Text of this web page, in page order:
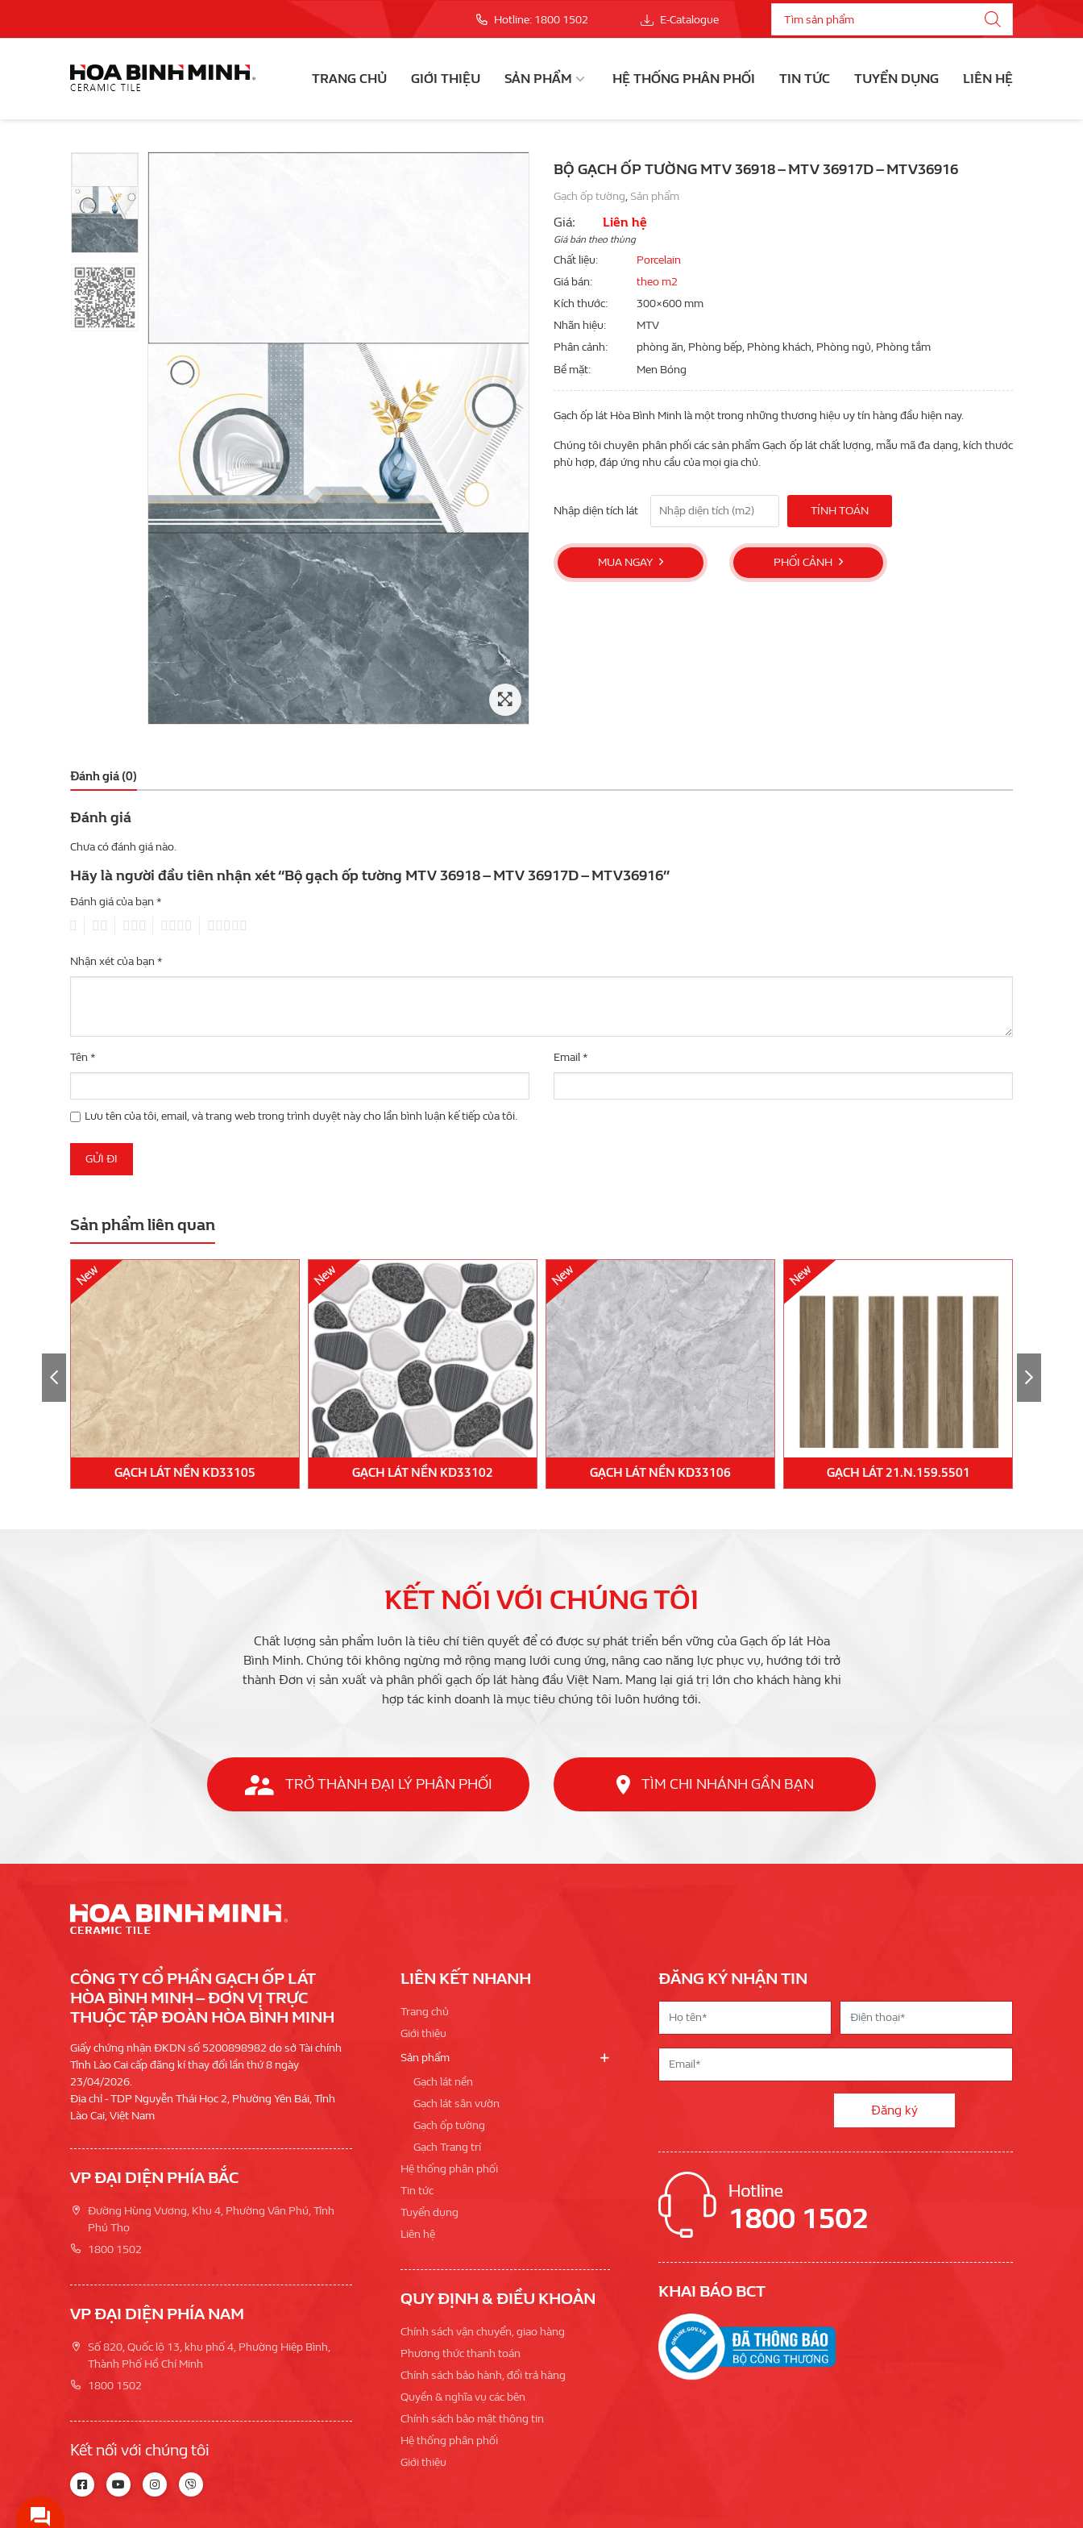
Hotline: 1800 1502 E-Catalogue
TRANG CHỦ GIỚI THIỆU SẢN PHẨM HỆ THỐNG PHÂN PHỐI TIN TỨC TUYỂN DỤNG LIÊN HỆ
BỘ GẠCH ỐP TƯỜNG MTV 36918 – MTV 36917D – MTV36916
Gạch ốp tường, Sản phẩm
Giá: Liên hệ
Giá bán theo thùng
Chất liệu
Porcelain
Giá bán
theo m2
Kích thước
300×600 mm
Nhãn hiệu
MTV
Phân cảnh
phòng ăn, Phòng bếp, Phòng khách, Phòng ngủ, Phòng tắm
Bề mặt
Men Bóng
Gạch ốp lát Hòa Bình Minh là một trong những thương hiệu uy tín hàng đầu hiện nay.
Chúng tôi chuyên phân phối các sản phẩm Gạch ốp lát chất lượng, mẫu mã đa dạng, kích thước
phù hợp, đáp ứng nhu cầu của mọi gia chủ.
Nhập diện tích lát TÍNH TOÁN
MUA NGAY PHỐI CẢNH
Đánh giá (0)
Đánh giá
Chưa có đánh giá nào.
Hãy là người đầu tiên nhận xét “Bộ gạch ốp tường MTV 36918 – MTV 36917D – MTV36916”
Đánh giá của bạn*
Nhận xét của bạn*
Tên* Email*
Lưu tên của tôi, email, và trang web trong trình duyệt này cho lần bình luận kế tiếp của tôi.
Sản phẩm liên quan
GẠCH LÁT NỀN KD33105 GẠCH LÁT NỀN KD33102 GẠCH LÁT NỀN KD33106 GẠCH LÁT 21.N.159.5501
KẾT NỐI VỚI CHÚNG TÔI
Chất lượng sản phẩm luôn là tiêu chí tiên quyết để có được sự phát triển bền vững của Gạch ốp lát Hòa
Bình Minh. Chúng tôi không ngừng mở rộng mạng lưới cung ứng, nâng cao năng lực phục vụ, hướng tới trở
thành Đơn vị sản xuất và phân phối gạch ốp lát hàng đầu Việt Nam. Mang lại giá trị lớn cho khách hàng khi
hợp tác kinh doanh là mục tiêu chúng tôi luôn hướng tới.
TRỞ THÀNH ĐẠI LÝ PHÂN PHỐI TÌM CHI NHÁNH GẦN BẠN
CÔNG TY CỔ PHẦN GẠCH ỐP LÁT
HÒA BÌNH MINH – ĐƠN VỊ TRỰC
THUỘC TẬP ĐOÀN HÒA BÌNH MINH
Giấy chứng nhận ĐKDN số 5200898982 do sở Tài chính
Tỉnh Lào Cai cấp đăng kí thay đổi lần thứ 8 ngày
23/04/2026.
Địa chỉ - TDP Nguyễn Thái Học 2, Phường Yên Bái, Tỉnh
Lào Cai, Việt Nam
VP ĐẠI DIỆN PHÍA BẮC
Đường Hùng Vương, Khu 4, Phường Vân Phú, Tỉnh
Phú Thọ
1800 1502
VP ĐẠI DIỆN PHÍA NAM
Số 820, Quốc lộ 13, khu phố 4, Phường Hiệp Bình,
Thành Phố Hồ Chí Minh
1800 1502
Kết nối với chúng tôi
LIÊN KẾT NHANH
Trang chủ
Giới thiệu
Sản phẩm
Gạch lát nền
Gạch lát sân vườn
Gạch ốp tường
Gạch Trang trí
Hệ thống phân phối
Tin tức
Tuyển dụng
Liên hệ
QUY ĐỊNH & ĐIỀU KHOẢN
Chính sách vận chuyển, giao hàng
Phương thức thanh toán
Chính sách bảo hành, đổi trả hàng
Quyền & nghĩa vụ các bên
Chính sách bảo mật thông tin
Hệ thống phân phối
Giới thiệu
ĐĂNG KÝ NHẬN TIN
KHAI BÁO BCT